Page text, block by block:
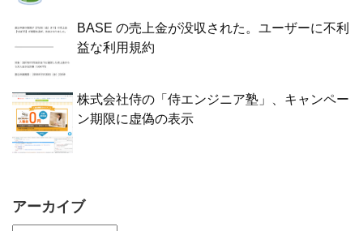
BASE の売上金が没収された。ユーザーに不利
益な利用規約
株式会社侍の「侍エンジニア塾」、キャンペー
ン期限に虚偽の表示
アーカイブ